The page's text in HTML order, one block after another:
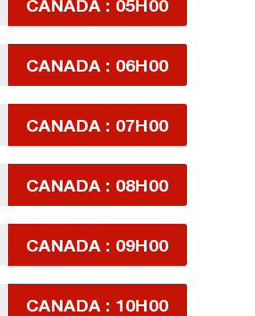
CANADA : 05H00
CANADA : 06H00
CANADA : 07H00
CANADA : 08H00
CANADA : 09H00
CANADA : 10H00